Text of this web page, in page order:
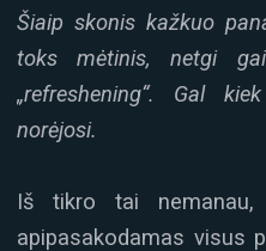
Šiaip skonis kažkuo
toks mėtinis, netgi
„refreshening“. Gal
norėjosi.
Iš tikro tai
apipasakodamas visus